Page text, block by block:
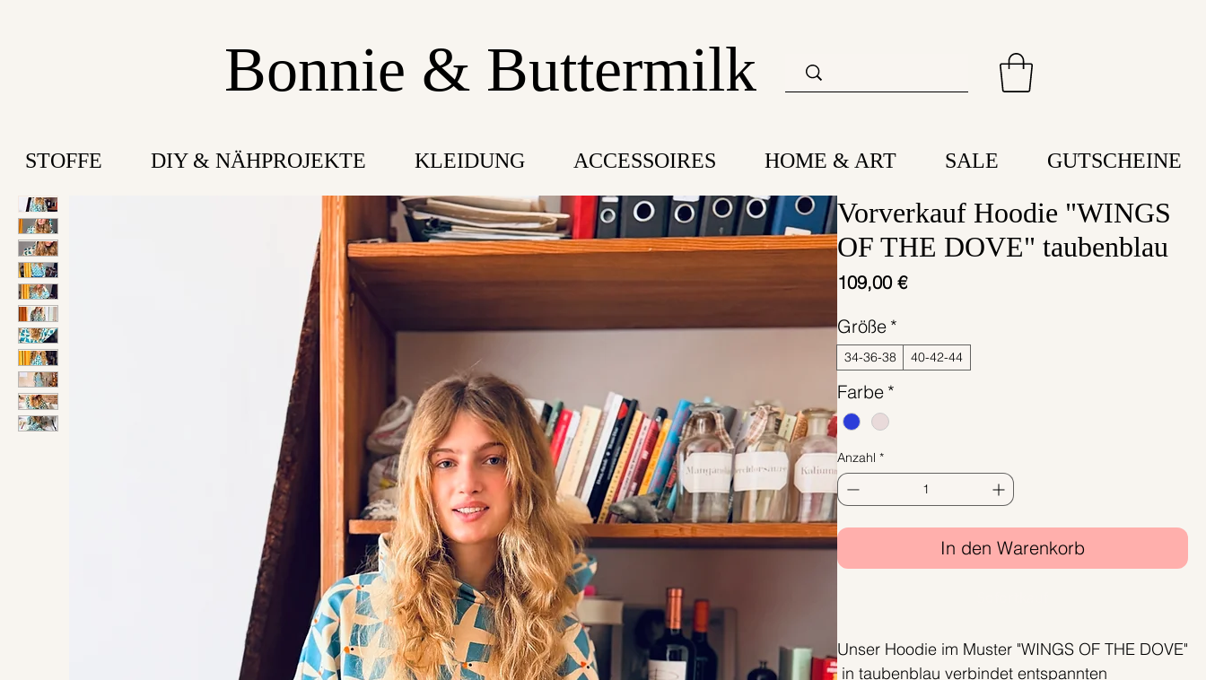
Bonnie & Buttermilk
STOFFE DIY & NÄHPROJEKTE KLEIDUNG ACCESSOIRES HOME & ART SALE GUTSCHEINE
Vorverkauf Hoodie "WINGS
OF THE DOVE" taubenblau
109,00 €Preis
Größe *
34-36-38 40-42-44
Farbe *
Anzahl *
In den Warenkorb
Unser Hoodie im Muster "WINGS OF THE DOVE"
in taubenblau verbindet entspannten